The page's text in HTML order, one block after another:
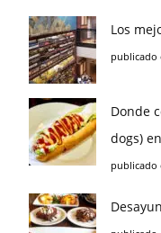
Los
publicado
Donde
dogs)
publicado